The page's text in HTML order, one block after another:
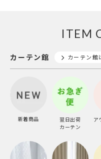
ITEM
カーテン館 カーテン館
新着商品
翌日出荷
カーテン
ア